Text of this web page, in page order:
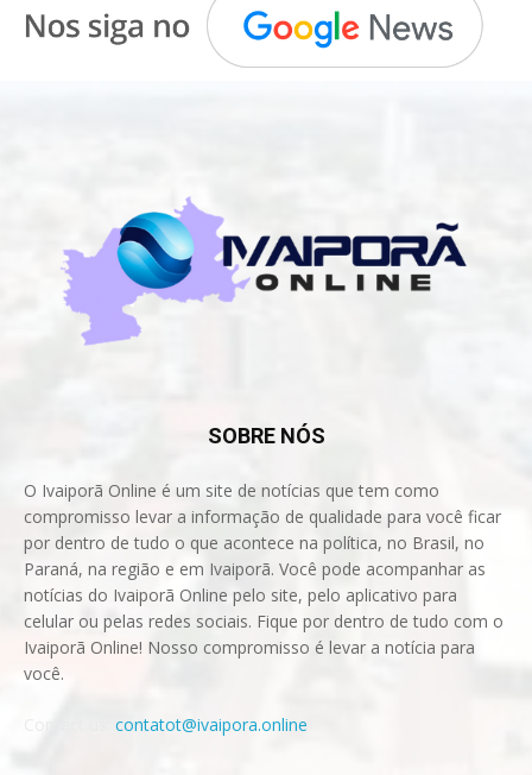
SOBRE NÓS
O Ivaiporã Online é um site de notícias que tem como
compromisso levar a informação de qualidade para você ficar
por dentro de tudo o que acontece na política, no Brasil, no
Paraná, na região e em Ivaiporã. Você pode acompanhar as
notícias do Ivaiporã Online pelo site, pelo aplicativo para
celular ou pelas redes sociais. Fique por dentro de tudo com o
Ivaiporã Online! Nosso compromisso é levar a notícia para
você.
contatot@ivaipora.online